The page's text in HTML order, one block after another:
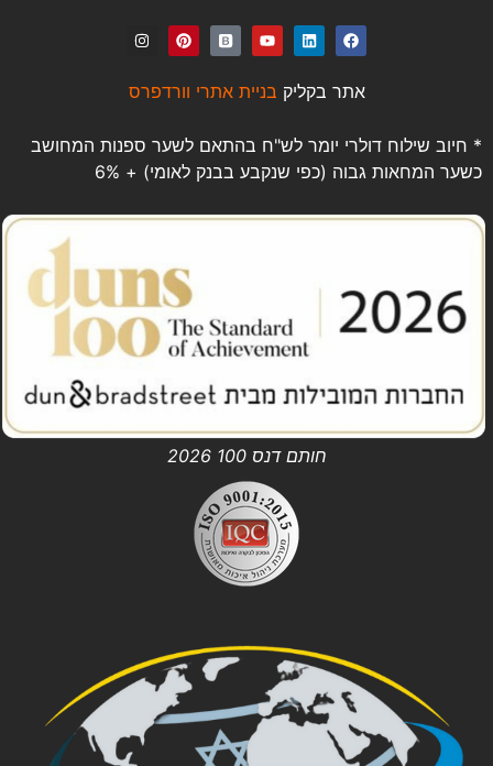
אתר בקליק בניית אתרי וורדפרס
* חיוב שילוח דולרי יומר לש"ח בהתאם לשער ספנות המחושב
כשער המחאות גבוה (כפי שנקבע בבנק לאומי) + 6%
חותם דנס 100 2026